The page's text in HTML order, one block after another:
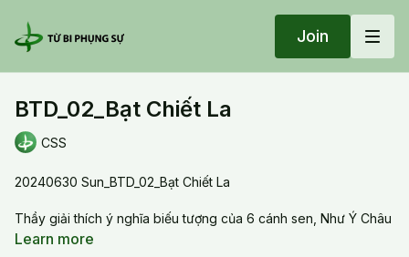
Join
BTD_02_Bạt Chiết La
CSS
20240630 Sun_BTD_02_Bạt Chiết La
Thầy giải thích ý nghĩa biếu tượng của 6 cánh sen, Như Ý Châu
và hoa sen trên Bạt Chiết La. Pháp bảo là vật tượng trưng,
Learn more